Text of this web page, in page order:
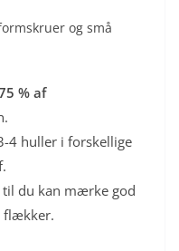
og små
% af
4 huller i forskellige
til du kan mærke god
flækker.